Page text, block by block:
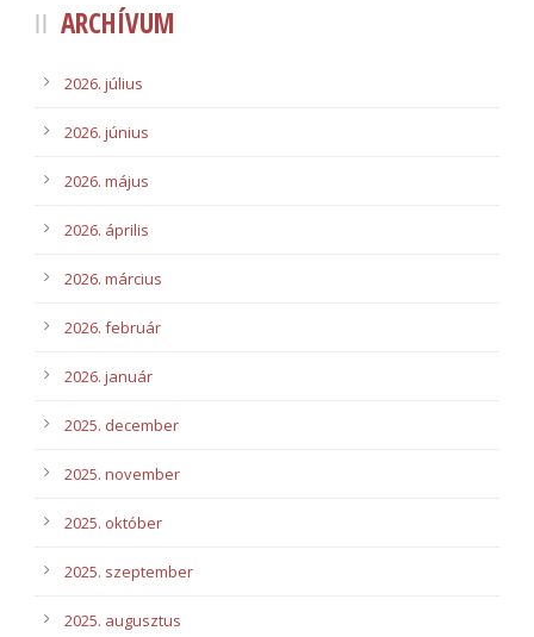
ARCHÍVUM
2026. július
2026. június
2026. május
2026. április
2026. március
2026. február
2026. január
2025. december
2025. november
2025. október
2025. szeptember
2025. augusztus